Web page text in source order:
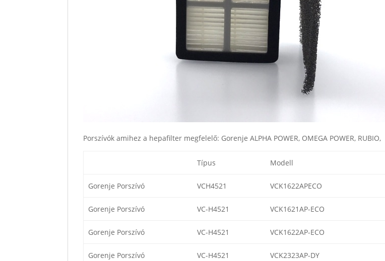
Porszívók amihez a hepafilter megfelelő: Gorenje ALPHA POWER, OMEGA POWER, RUBIO,
Típus Modell
Gorenje Porszívó VCH4521 VCK1622APECO
Gorenje Porszívó VC-H4521 VCK1621AP-ECO
Gorenje Porszívó VC-H4521 VCK1622AP-ECO
Gorenje Porszívó VC-H4521 VCK2323AP-DY